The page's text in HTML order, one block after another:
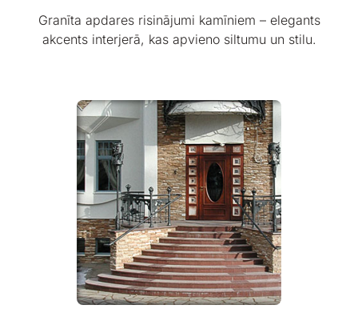
Granīta apdares risinājumi kamīniem – elegants
akcents interjerā, kas apvieno siltumu un stilu.